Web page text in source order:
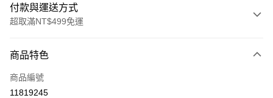
付款與運送方式
超取滿NT$499免運
信用卡一次付款
超商取貨付款
商品特色
商品編號
11819245